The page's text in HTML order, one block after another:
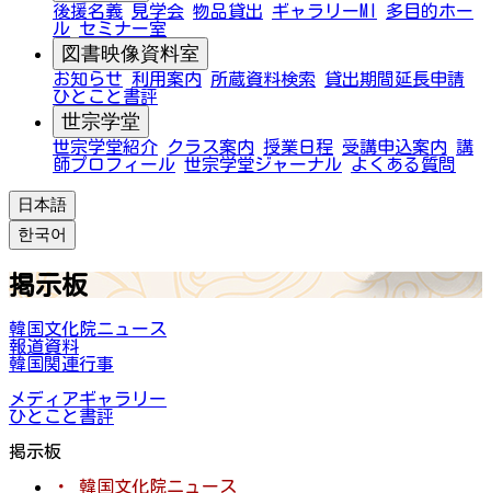
後援名義 見学会 物品貸出 ギャラリーMI
多目的ホー
ル セミナー室
図書映像資料室
お知らせ 利用案内 所蔵資料検索
貸出期間延長申請
ひとこと書評
世宗学堂
世宗学堂紹介 クラス案内 授業日程 受講申込案内 講
師プロフィール 世宗学堂ジャーナル よくある質問
日本語
한국어
掲示板
韓国文化院ニュース
報道資料
韓国関連行事
メディアギャラリー
ひとこと書評
掲示板
・ 韓国文化院ニュース